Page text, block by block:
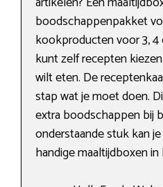
boodschappenpakket
kookproducten voor 3, 4
kunt zelf recepten
wilt eten. De
stap wat je moet doen.
extra boodschappen bij
onderstaande stuk kan
handige maaltijdboxen